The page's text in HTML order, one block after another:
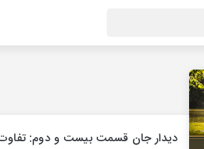
دیدار جان قسمت بیست و دوم: